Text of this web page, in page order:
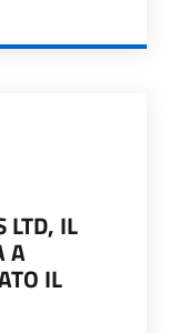
LTD, IL
A
IL